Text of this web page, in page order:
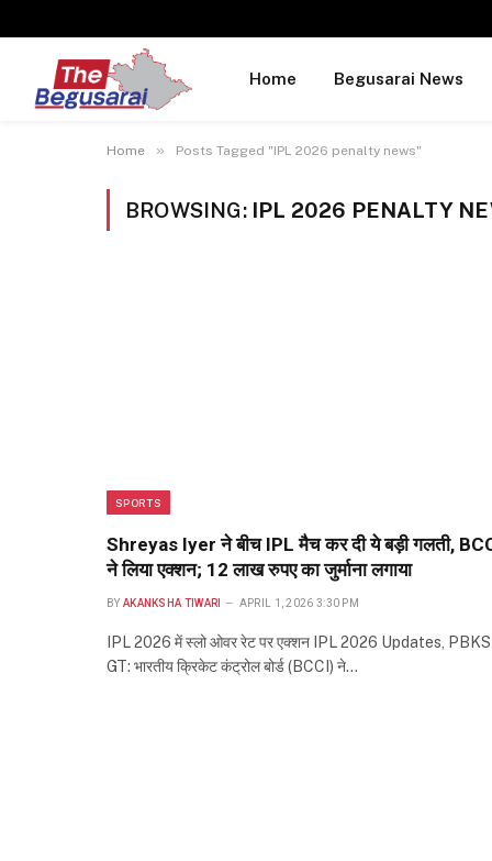
Home Begusarai News
Home » Posts Tagged "IPL 2026 penalty news"
BROWSING: IPL 2026 PENALTY
SPORTS
Shreyas Iyer ने बीच IPL मैच कर दी ये बड़ी गलती,
ने लिया एक्शन; 12 लाख रुपए का जुर्माना लगाया
BY AKANKSHA TIWARI APRIL 1, 2026 3:30 PM
IPL 2026 में स्लो ओवर रेट पर एक्शन IPL 2026 Updates,
GT: भारतीय क्रिकेट कंट्रोल बोर्ड (BCCI) ने…